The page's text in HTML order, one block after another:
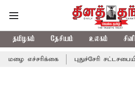
தமிழகம் தேசியம் உலகம்
புதுச்சேரி சட்டசபையில் வரும்